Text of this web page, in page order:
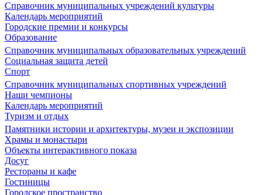
Справочник муниципальных учреждений культуры
Календарь мероприятий
Городские премии и конкурсы
Образование
Справочник муниципальных образовательных учреждений
Социальная защита детей
Спорт
Справочник муниципальных спортивных учреждений
Наши чемпионы
Календарь мероприятий
Туризм и отдых
Памятники истории и архитектуры, музеи и экспозиции
Храмы и монастыри
Объекты интерактивного показа
Досуг
Рестораны и кафе
Гостиницы
Городское пространство